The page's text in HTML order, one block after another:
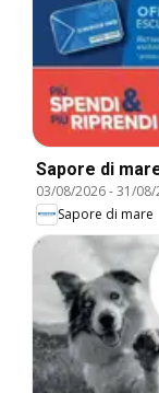
Sapore di
03/08/2026-31/08/
Sapore di mare